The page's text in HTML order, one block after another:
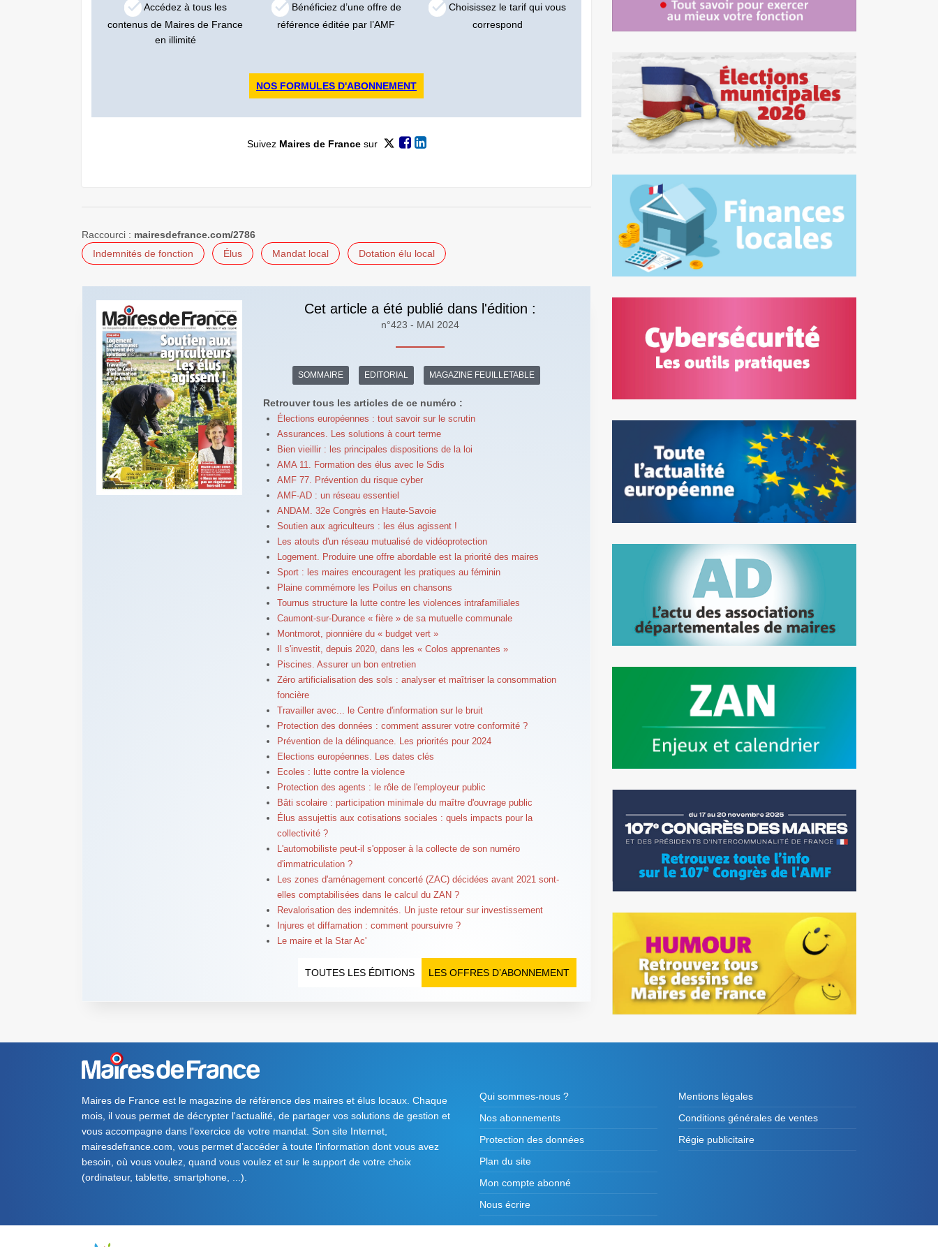
Accédez à tous les
contenus de Maires de France
en illimité
Bénéficiez d’une offre de
référence éditée par l’AMF
Choisissez le tarif qui vous
correspond
NOS FORMULES D'ABONNEMENT
Suivez Maires de Francesur
Raccourci : mairesdefrance.com/2786
Indemnités de fonction
Élus Mandat local Dotation élu local
Cet article a été publié dans l'édition :
n°423 - MAI 2024
SOMMAIRE EDITORIAL MAGAZINE FEUILLETABLE
Retrouver tous les articles de ce numéro :
Élections européennes : tout savoir sur le scrutin
Assurances. Les solutions à court terme
Bien vieillir : les principales dispositions de la loi
AMA 11. Formation des élus avec le Sdis
AMF 77. Prévention du risque cyber
AMF-AD : un réseau essentiel
ANDAM. 32e Congrès en Haute-Savoie
Soutien aux agriculteurs : les élus agissent !
Les atouts d'un réseau mutualisé de vidéoprotection
Logement. Produire une offre abordable est la priorité des maires
Sport : les maires encouragent les pratiques au féminin
Plaine commémore les Poilus en chansons
Tournus structure la lutte contre les violences intrafamiliales
Caumont-sur-Durance « fière » de sa mutuelle communale
Montmorot, pionnière du « budget vert »
Il s'investit, depuis 2020, dans les « Colos apprenantes »
Piscines. Assurer un bon entretien
Zéro artificialisation des sols : analyser et maîtriser la consommation
foncière
Travailler avec... le Centre d'information sur le bruit
Protection des données : comment assurer votre conformité ?
Prévention de la délinquance. Les priorités pour 2024
Elections européennes. Les dates clés
Ecoles : lutte contre la violence
Protection des agents : le rôle de l'employeur public
Bâti scolaire : participation minimale du maître d'ouvrage public
Élus assujettis aux cotisations sociales : quels impacts pour la
collectivité ?
L'automobiliste peut-il s'opposer à la collecte de son numéro
d'immatriculation ?
Les zones d'aménagement concerté (ZAC) décidées avant 2021 sont-
elles comptabilisées dans le calcul du ZAN ?
Revalorisation des indemnités. Un juste retour sur investissement
Injures et diffamation : comment poursuivre ?
Le maire et la Star Ac'
LES OFFRES D’ABONNEMENT
TOUTES LES ÉDITIONS
Maires de France est le magazine de référence des maires et élus locaux. Chaque
mois, il vous permet de décrypter l'actualité, de partager vos solutions de gestion et
vous accompagne dans l'exercice de votre mandat. Son site Internet,
mairesdefrance.com, vous permet d’accéder à toute l'information dont vous avez
besoin, où vous voulez, quand vous voulez et sur le support de votre choix
(ordinateur, tablette, smartphone, ...).
Qui sommes-nous ?
Nos abonnements
Protection des données
Plan du site
Mon compte abonné
Nous écrire
Mentions légales
Conditions générales de ventes
Régie publicitaire